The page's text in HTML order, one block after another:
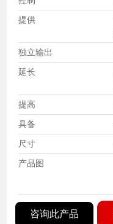
提供
独立输出
延长
提高
具备
尺寸
产品图
咨询此产品